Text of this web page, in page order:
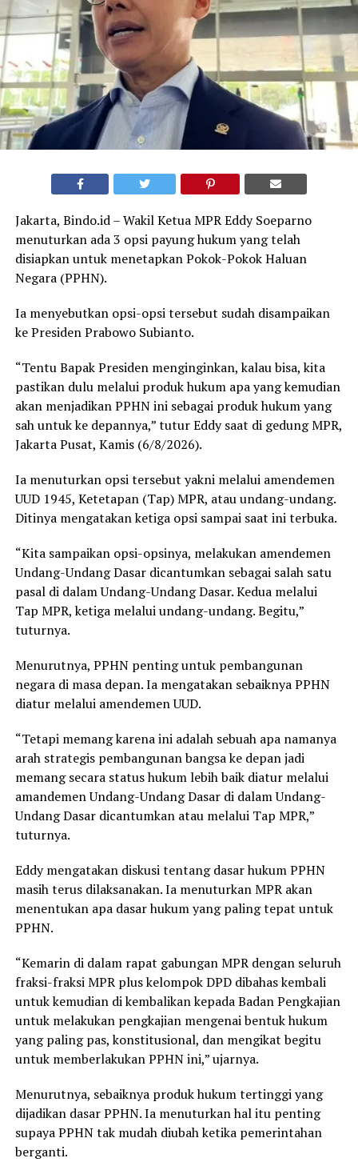
Jakarta, Bindo.id – Wakil Ketua MPR Eddy Soeparno
menuturkan ada 3 opsi payung hukum yang telah
disiapkan untuk menetapkan Pokok-Pokok Haluan
Negara (PPHN).
Ia menyebutkan opsi-opsi tersebut sudah disampaikan
ke Presiden Prabowo Subianto.
“Tentu Bapak Presiden menginginkan, kalau bisa, kita
pastikan dulu melalui produk hukum apa yang kemudian
akan menjadikan PPHN ini sebagai produk hukum yang
sah untuk ke depannya,” tutur Eddy saat di gedung MPR,
Jakarta Pusat, Kamis (6/8/2026).
Ia menuturkan opsi tersebut yakni melalui amendemen
UUD 1945, Ketetapan (Tap) MPR, atau undang-undang.
Ditinya mengatakan ketiga opsi sampai saat ini terbuka.
“Kita sampaikan opsi-opsinya, melakukan amendemen
Undang-Undang Dasar dicantumkan sebagai salah satu
pasal di dalam Undang-Undang Dasar. Kedua melalui
Tap MPR, ketiga melalui undang-undang. Begitu,”
tuturnya.
Menurutnya, PPHN penting untuk pembangunan
negara di masa depan. Ia mengatakan sebaiknya PPHN
diatur melalui amendemen UUD.
“Tetapi memang karena ini adalah sebuah apa namanya
arah strategis pembangunan bangsa ke depan jadi
memang secara status hukum lebih baik diatur melalui
amandemen Undang-Undang Dasar di dalam Undang-
Undang Dasar dicantumkan atau melalui Tap MPR,”
tuturnya.
Eddy mengatakan diskusi tentang dasar hukum PPHN
masih terus dilaksanakan. Ia menuturkan MPR akan
menentukan apa dasar hukum yang paling tepat untuk
PPHN.
“Kemarin di dalam rapat gabungan MPR dengan seluruh
fraksi-fraksi MPR plus kelompok DPD dibahas kembali
untuk kemudian di kembalikan kepada Badan Pengkajian
untuk melakukan pengkajian mengenai bentuk hukum
yang paling pas, konstitusional, dan mengikat begitu
untuk memberlakukan PPHN ini,” ujarnya.
Menurutnya, sebaiknya produk hukum tertinggi yang
dijadikan dasar PPHN. Ia menuturkan hal itu penting
supaya PPHN tak mudah diubah ketika pemerintahan
berganti.